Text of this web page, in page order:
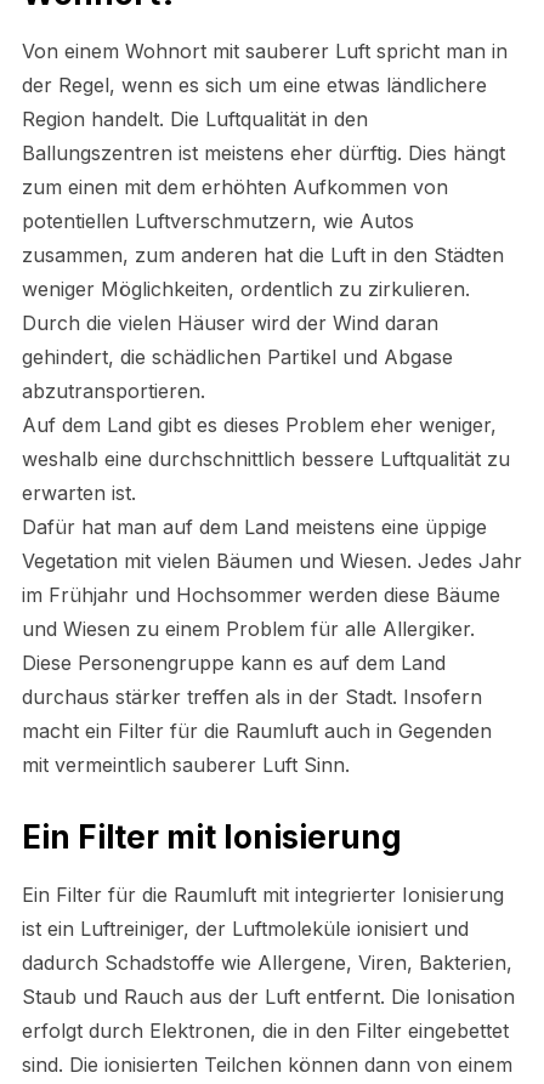
Von einem Wohnort mit sauberer Luft spricht man in
der Regel, wenn es sich um eine etwas ländlichere
Region handelt. Die Luftqualität in den
Ballungszentren ist meistens eher dürftig. Dies hängt
zum einen mit dem erhöhten Aufkommen von
potentiellen Luftverschmutzern, wie Autos
zusammen, zum anderen hat die Luft in den Städten
weniger Möglichkeiten, ordentlich zu zirkulieren.
Durch die vielen Häuser wird der Wind daran
gehindert, die schädlichen Partikel und Abgase
abzutransportieren.
Auf dem Land gibt es dieses Problem eher weniger,
weshalb eine durchschnittlich bessere Luftqualität zu
erwarten ist.
Dafür hat man auf dem Land meistens eine üppige
Vegetation mit vielen Bäumen und Wiesen. Jedes Jahr
im Frühjahr und Hochsommer werden diese Bäume
und Wiesen zu einem Problem für alle Allergiker.
Diese Personengruppe kann es auf dem Land
durchaus stärker treffen als in der Stadt. Insofern
macht ein Filter für die Raumluft auch in Gegenden
mit vermeintlich sauberer Luft Sinn.
Ein Filter mit Ionisierung
Ein Filter für die Raumluft mit integrierter Ionisierung
ist ein Luftreiniger, der Luftmoleküle ionisiert und
dadurch Schadstoffe wie Allergene, Viren, Bakterien,
Staub und Rauch aus der Luft entfernt. Die Ionisation
erfolgt durch Elektronen, die in den Filter eingebettet
sind. Die ionisierten Teilchen können dann von einem